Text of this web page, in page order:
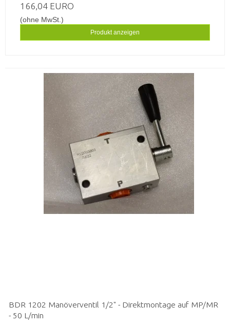
166,04 EURO
(ohne MwSt.)
Produkt anzeigen
BDR 1202 Manöverventil 1/2" - Direktmontage auf MP/MR
- 50 L/min